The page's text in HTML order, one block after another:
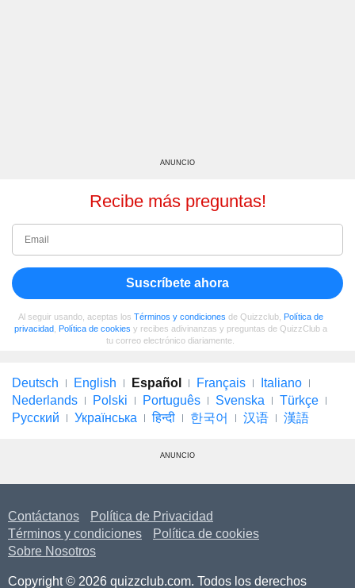
ANUNCIO
Recibe más preguntas!
Suscríbete ahora
Al seguir usando, aceptas los Términos y condiciones de Quizzclub, Política de
privacidad, Política de cookies y recibes adivinanzas y preguntas de QuizzClub a
tu correo electrónico diariamente.
Deutsch English Español Français
Italiano
Nederlands
Polski Português Svenska
Türkçe
Русский
Українська हिन्दी 한국어 汉语 漢語
ANUNCIO
Contáctanos
Política de Privacidad
Términos y condiciones
Política de cookies
Sobre Nosotros
Copyright © 2026 quizzclub.com. Todos los derechos